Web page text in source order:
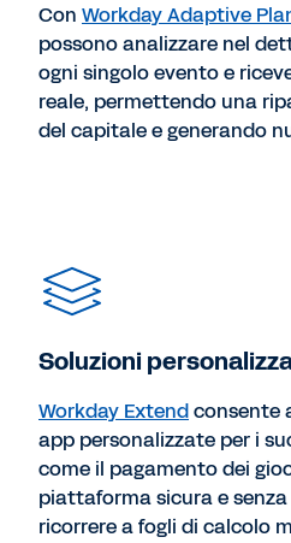
Con Workday Adaptive
possono analizzare nel
ogni singolo evento e
reale, permettendo una
del capitale e generando
Soluzioni
Workday Extendconsente
app personalizzate per i
come il pagamento dei
piattaforma sicura e
ricorrere a fogli di calcolo